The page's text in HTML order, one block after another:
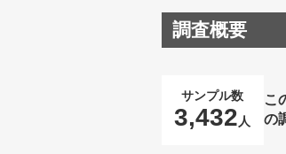
調査概要
サンプル数
3,432 人
こ
の